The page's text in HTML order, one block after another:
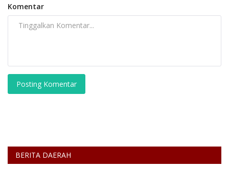
Komentar
Posting Komentar
BERITA DAERAH